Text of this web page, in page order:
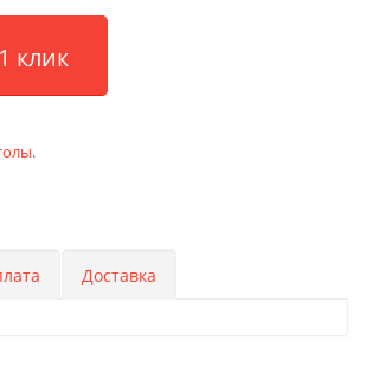
клик
.
Доставка